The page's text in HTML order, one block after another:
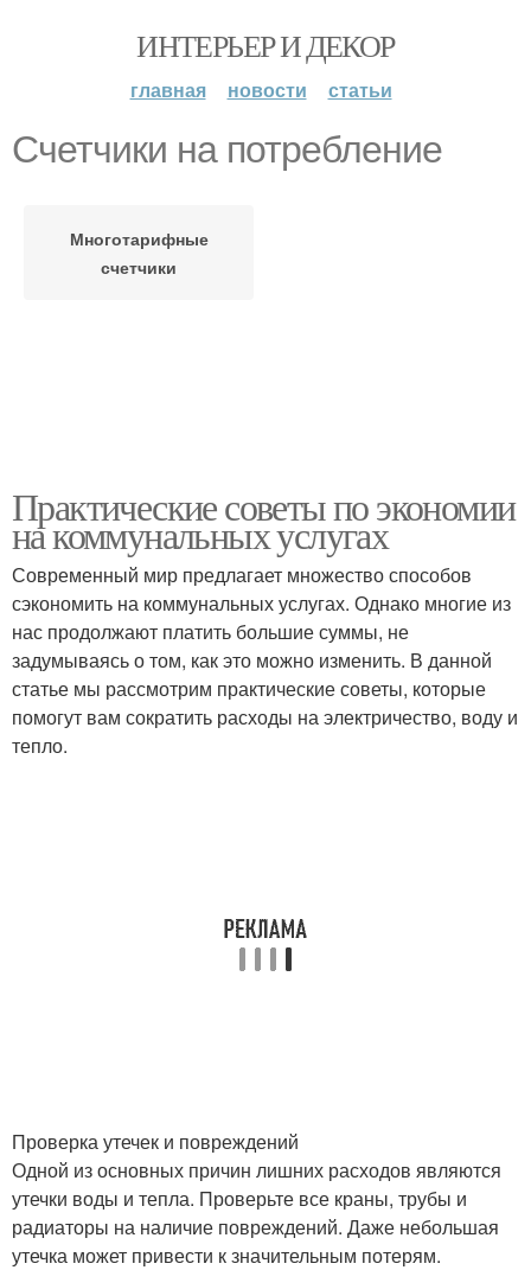
ИНТЕРЬЕР И ДЕКОР
главная новости статьи
Счетчики на потребление
Многотарифные
счетчики
Практические советы по экономии
на коммунальных услугах
Современный мир предлагает множество способов
сэкономить на коммунальных услугах. Однако многие из
нас продолжают платить большие суммы, не
задумываясь о том, как это можно изменить. В данной
статье мы рассмотрим практические советы, которые
помогут вам сократить расходы на электричество, воду и
тепло.
Проверка утечек и повреждений
Одной из основных причин лишних расходов являются
утечки воды и тепла. Проверьте все краны, трубы и
радиаторы на наличие повреждений. Даже небольшая
утечка может привести к значительным потерям.